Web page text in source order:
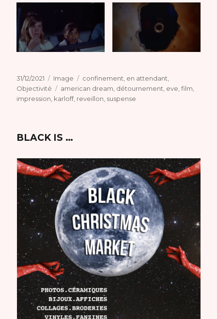
Publié
le
31/12/2021 Format
Image Catégories
confinement, en attendant,
Objectivité
Étiquettes
american dream, détournement, eve,film,
impression, karloff, reveillon, suspense
BLACK IS …